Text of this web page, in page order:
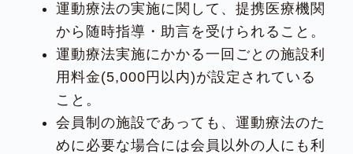
運動療法の実施に関して、提携医療機関
から随時指導・助言を受けられること。
運動療法実施にかかる一回ごとの施設利
用料金(5,000円以内)が設定されている
こと。
会員制の施設であっても、運動療法のた
めに必要な場合には会員以外の人にも利